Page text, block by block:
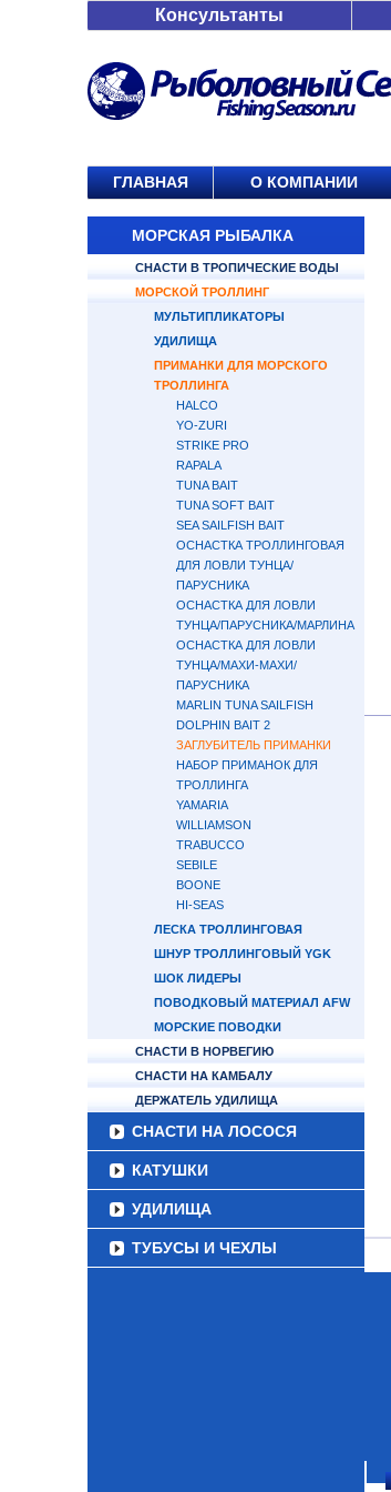
Консультанты
ГЛАВНАЯ О КОМПАНИИ
МОРСКАЯ РЫБАЛКА
СНАСТИ В ТРОПИЧЕСКИЕ ВОДЫ
МОРСКОЙ ТРОЛЛИНГ
МУЛЬТИПЛИКАТОРЫ
УДИЛИЩА
ПРИМАНКИ ДЛЯ МОРСКОГО
ТРОЛЛИНГА
HALCO
YO-ZURI
STRIKE PRO
RAPALA
TUNA BAIT
TUNA SOFT BAIT
SEA SAILFISH BAIT
ОСНАСТКА ТРОЛЛИНГОВАЯ
ДЛЯ ЛОВЛИ ТУНЦА/
ПАРУСНИКА
ОСНАСТКА ДЛЯ ЛОВЛИ
ТУНЦА/ПАРУСНИКА/МАРЛИНА
ОСНАСТКА ДЛЯ ЛОВЛИ
ТУНЦА/МАХИ-МАХИ/
ПАРУСНИКА
MARLIN TUNA SAILFISH
DOLPHIN BAIT 2
ЗАГЛУБИТЕЛЬ ПРИМАНКИ
НАБОР ПРИМАНОК ДЛЯ
ТРОЛЛИНГА
YAMARIA
WILLIAMSON
TRABUCCO
SEBILE
BOONE
HI-SEAS
ЛЕСКА ТРОЛЛИНГОВАЯ
ШНУР ТРОЛЛИНГОВЫЙ YGK
ШОК ЛИДЕРЫ
ПОВОДКОВЫЙ МАТЕРИАЛ AFW
МОРСКИЕ ПОВОДКИ
СНАСТИ В НОРВЕГИЮ
СНАСТИ НА КАМБАЛУ
ДЕРЖАТЕЛЬ УДИЛИЩА
СНАСТИ НА ЛОСОСЯ
КАТУШКИ
УДИЛИЩА
ТУБУСЫ И ЧЕХЛЫ